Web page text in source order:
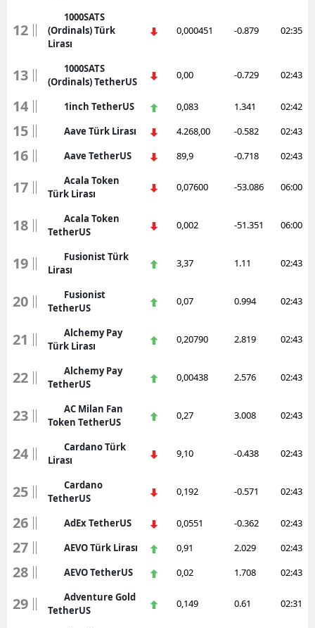
12
1000SATS
(Ordinals) Türk
Lirası
0,000451 -0.879 02:35
13
1000SATS
(Ordinals) TetherUS
0,00 -0.729 02:43
14 1inch TetherUS 0,083 1.341 02:42
15 Aave Türk Lirası 4.268,00 -0.582 02:43
16 Aave TetherUS 89,9 -0.718 02:43
17
Acala Token
Türk Lirası
0,07600 -53.086 06:00
18
Acala Token
TetherUS
0,002 -51.351 06:00
19
Fusionist Türk
Lirası
3,37 1.11 02:43
20
Fusionist
TetherUS
0,07 0.994 02:43
21
Alchemy Pay
Türk Lirası
0,20790 2.819 02:43
22
Alchemy Pay
TetherUS
0,00438 2.576 02:43
23
AC Milan Fan
Token TetherUS
0,27 3.008 02:43
24
Cardano Türk
Lirası
9,10 -0.438 02:43
25
Cardano
TetherUS
0,192 -0.571 02:43
26 AdEx TetherUS 0,0551 -0.362 02:43
27 AEVO Türk Lirası 0,91 2.029 02:43
28 AEVO TetherUS 0,02 1.708 02:43
29
Adventure Gold
TetherUS
0,149 0.61 02:31